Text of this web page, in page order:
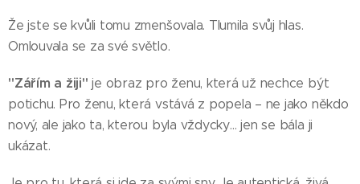
Že jste se kvůli tomu zmenšovala. Tlumila svůj hlas.
Omlouvala se za své světlo.
"Zářím a žiji" je obraz pro ženu, která už nechce být
potichu. Pro ženu, která vstává z popela – ne jako někdo
nový, ale jako ta, kterou byla vždycky… jen se bála ji
ukázat.